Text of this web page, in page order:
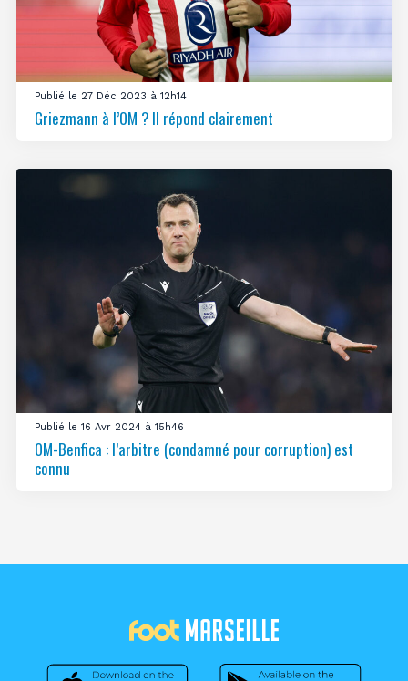
Publié le 27 Déc 2023 à 12h14
Griezmann à l’OM ? Il répond clairement
Publié le 16 Avr 2024 à 15h46
OM-Benfica : l’arbitre (condamné pour corruption) est
connu